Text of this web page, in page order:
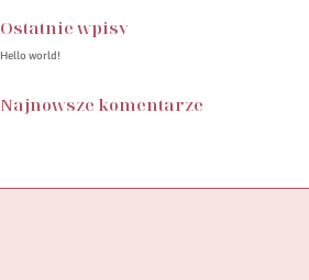
Ostatnie wpisy
Hello world!
Najnowsze komentarze